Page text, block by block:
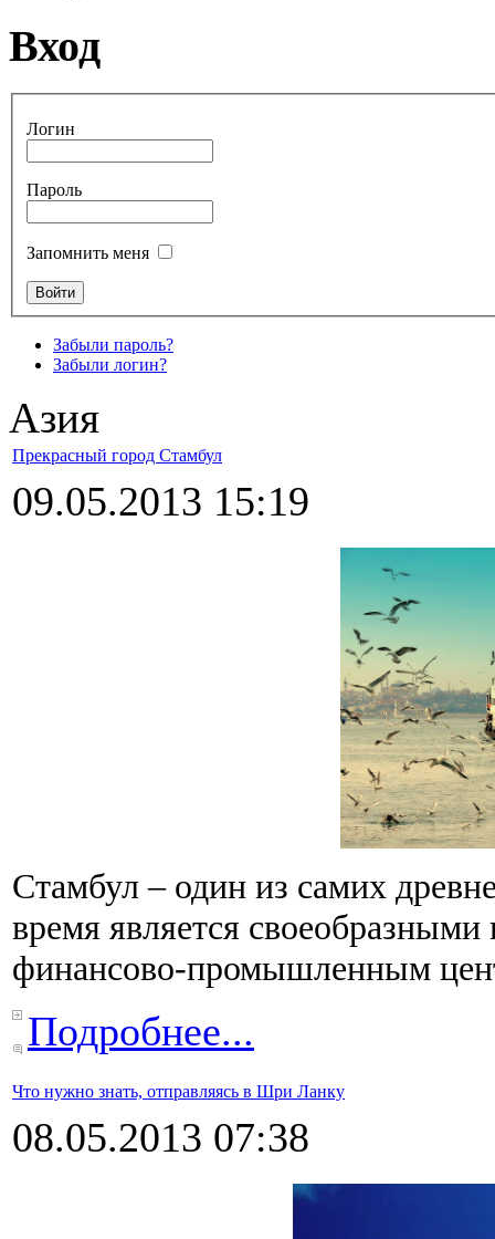
Вход
Логин
Пароль
Запомнить меня
Забыли пароль?
Забыли логин?
Азия
Прекрасный город Стамбул
09.05.2013 15:19
Стамбул – один из самих
время является
финансово-промышленным
Подробнее...
Что нужно знать, отправляясь в Шри Ланку
08.05.2013 07:38